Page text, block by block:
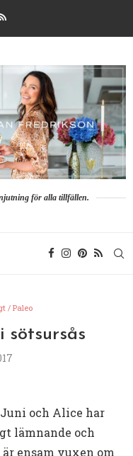
för alla tillfällen.
/ Paleo
sötsursås
Juni och Alice har
lämnande och
ensam vuxen om